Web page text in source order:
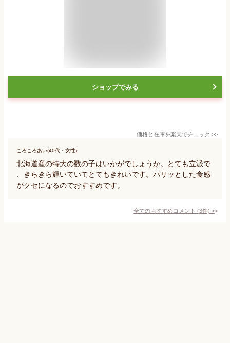
ショップでみる
価格と在庫を楽天でチェック >>
ころころあい(40代・女性)
北海道産の特大の数の子はいかがでしょうか。とても立派で
、きらきら輝いていてとてもきれいです。パリッとした食感
がクセになるのでおすすめです。
全てのおすすめコメント (3件) >